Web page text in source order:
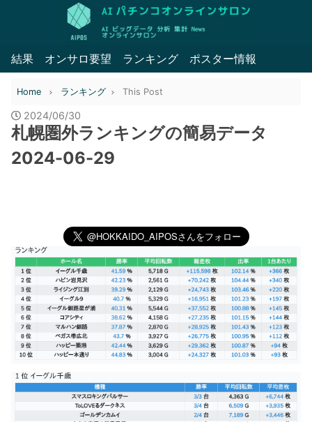
結果 オンサロ要望 ランキング ポスター情報
Home ランキング This Post
2024/06/30
札幌圏外ランキングの簡易データ
2024-06-29